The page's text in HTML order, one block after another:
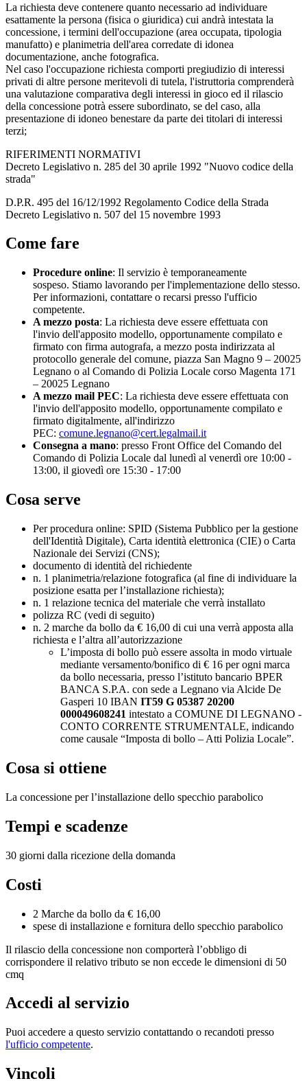
La richiesta deve contenere quanto necessario ad individuare
esattamente la persona (fisica o giuridica) cui andrà intestata la
concessione, i termini dell'occupazione (area occupata, tipologia
manufatto) e planimetria dell'area corredate di idonea
documentazione, anche fotografica.
Nel caso l'occupazione richiesta comporti pregiudizio di interessi
privati di altre persone meritevoli di tutela, l'istruttoria comprenderà
una valutazione comparativa degli interessi in gioco ed il rilascio
della concessione potrà essere subordinato, se del caso, alla
presentazione di idoneo benestare da parte dei titolari di interessi
terzi;
RIFERIMENTI NORMATIVI
Decreto Legislativo n. 285 del 30 aprile 1992 "Nuovo codice della
strada"
D.P.R. 495 del 16/12/1992 Regolamento Codice della Strada
Decreto Legislativo n. 507 del 15 novembre 1993
Come fare
Procedure online: Il servizio è temporaneamente
sospeso. Stiamo lavorando per l'implementazione dello stesso.
Per informazioni, contattare o recarsi presso l'ufficio
competente.
A mezzo posta: La richiesta deve essere effettuata con
l'invio dell'apposito modello, opportunamente compilato e
firmato con firma autografa, a mezzo posta indirizzata al
protocollo generale del comune, piazza San Magno 9 – 20025
Legnano o al Comando di Polizia Locale corso Magenta 171
– 20025 Legnano
A mezzo mail PEC: La richiesta deve essere effettuata con
l'invio dell'apposito modello, opportunamente compilato e
firmato digitalmente, all'indirizzo
PEC: comune.legnano@cert.legalmail.it
Consegna a mano: presso Front Office del Comando del
Comando di Polizia Locale dal lunedì al venerdì ore 10:00 -
13:00, il giovedì ore 15:30 - 17:00
Cosa serve
Per procedura online: SPID (Sistema Pubblico per la gestione
dell'Identità Digitale), Carta identità elettronica (CIE) o Carta
Nazionale dei Servizi (CNS);
documento di identità del richiedente
n. 1 planimetria/relazione fotografica (al fine di individuare la
posizione esatta per l’installazione richiesta);
n. 1 relazione tecnica del materiale che verrà installato
polizza RC (vedi di seguito)
n. 2 marche da bollo da € 16,00 di cui una verrà apposta alla
richiesta e l’altra all’autorizzazione
L’imposta di bollo può essere assolta in modo virtuale
mediante versamento/bonifico di € 16 per ogni marca
da bollo necessaria, presso l’istituto bancario BPER
BANCA S.P.A. con sede a Legnano via Alcide De
Gasperi 10 IBAN IT59 G 05387 20200
000049608241 intestato a COMUNE DI LEGNANO -
CONTO CORRENTE STRUMENTALE, indicando
come causale “Imposta di bollo – Atti Polizia Locale”.
Cosa si ottiene
La concessione per l’installazione dello specchio parabolico
Tempi e scadenze
30 giorni dalla ricezione della domanda
Costi
2 Marche da bollo da € 16,00
spese di installazione e fornitura dello specchio parabolico
Il rilascio della concessione non comporterà l’obbligo di
corrispondere il relativo tributo se non eccede le dimensioni di 50
cmq
Accedi al servizio
Puoi accedere a questo servizio contattando o recandoti presso
l'ufficio competente.
Vincoli